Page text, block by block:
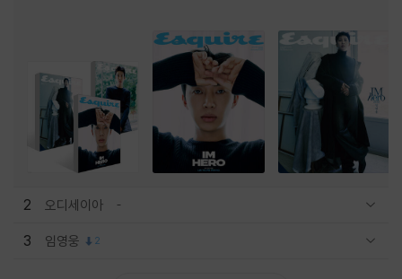
2 오디세이아
3 임영웅 2